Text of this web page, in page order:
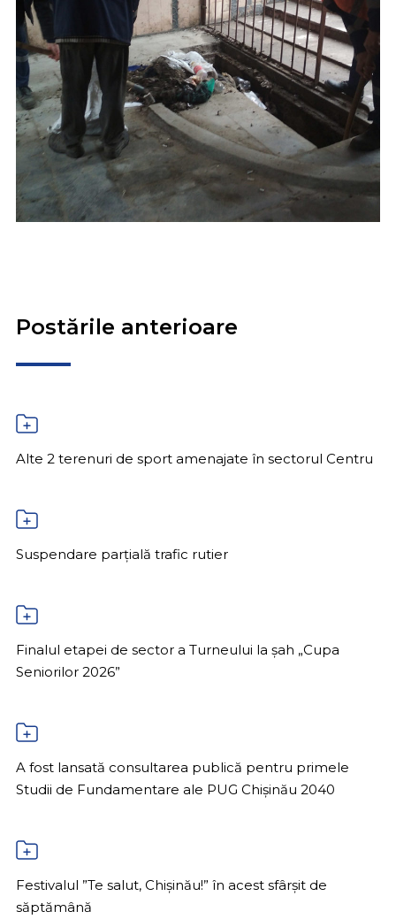
Postările anterioare
Alte 2 terenuri de sport amenajate în sectorul Centru
Suspendare parțială trafic rutier
Finalul etapei de sector a Turneului la șah „Cupa
Seniorilor 2026”
A fost lansată consultarea publică pentru primele
Studii de Fundamentare ale PUG Chișinău 2040
Festivalul ”Te salut, Chișinău!” în acest sfârșit de
săptămână